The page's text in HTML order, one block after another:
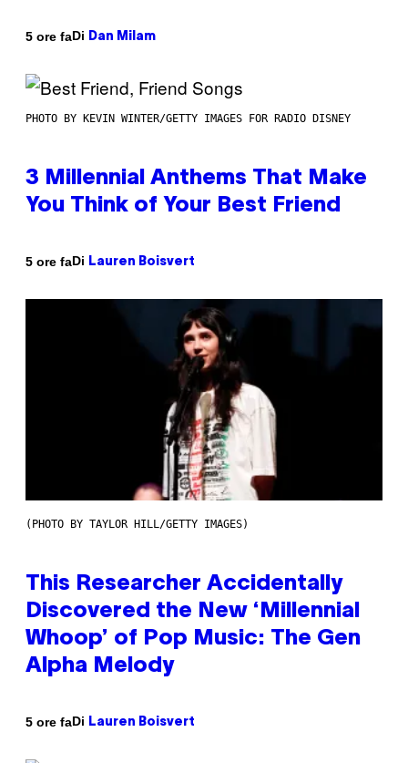
5 ore faDi Dan Milam
PHOTO BY KEVIN WINTER/GETTY IMAGES FOR RADIO DISNEY
3 Millennial Anthems That Make
You Think of Your Best Friend
5 ore faDi Lauren Boisvert
(PHOTO BY TAYLOR HILL/GETTY IMAGES)
This Researcher Accidentally
Discovered the New ‘Millennial
Whoop’ of Pop Music: The Gen
Alpha Melody
5 ore faDi Lauren Boisvert